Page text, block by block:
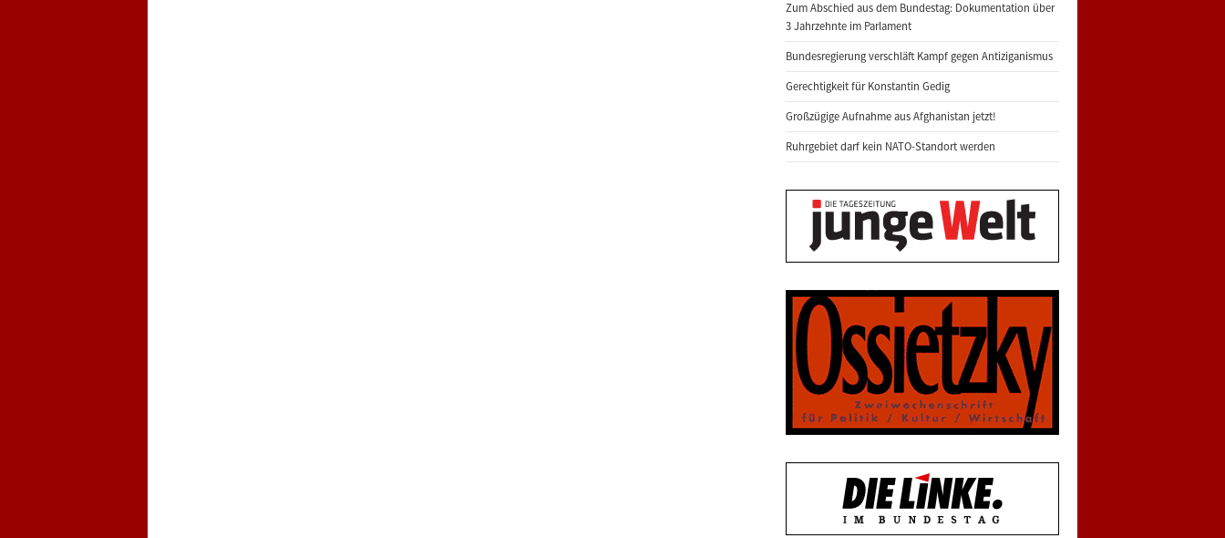
Zum Abschied aus dem Bundestag: Dokumentation über
3 Jahrzehnte im Parlament
Bundesregierung verschläft Kampf gegen Antiziganismus
Gerechtigkeit für Konstantin Gedig
Großzügige Aufnahme aus Afghanistan jetzt!
Ruhrgebiet darf kein NATO-Standort werden